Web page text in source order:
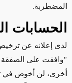
المضطربة.
الحسابات
لدى إعلانه عن
"وافقت على الصفقة
أخرى، لن أخوض في